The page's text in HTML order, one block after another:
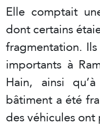
Elle comptait
dont certains
fragmentation.
importants à
Hain, ainsi
bâtiment a été
des véhicules